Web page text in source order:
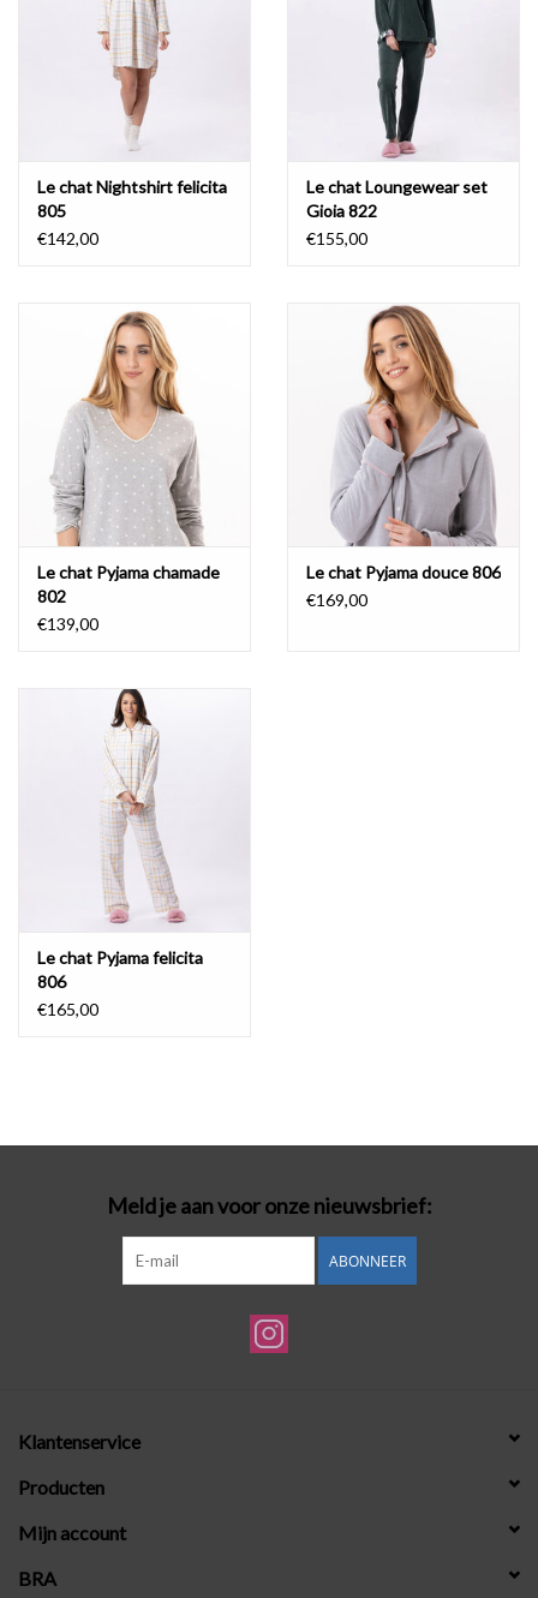
Le chat Nightshirt felicita
805
€142,00
Le chat Loungewear set
Gioia 822
€155,00
Le chat Pyjama chamade
802
€139,00
Le chat Pyjama douce 806
€169,00
Le chat Pyjama felicita
806
€165,00
Meld je aan voor onze nieuwsbrief:
ABONNEER
Klantenservice
Producten
Mijn account
BRA